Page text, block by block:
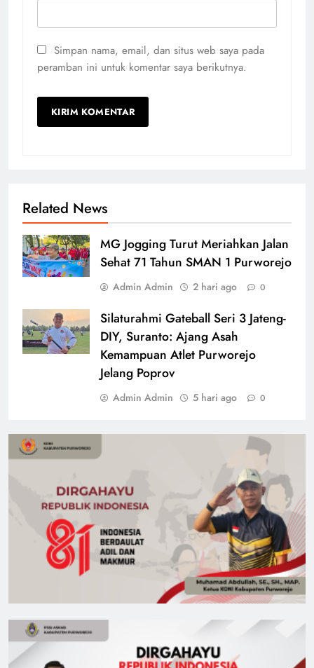
Simpan nama, email, dan situs web saya pada
peramban ini untuk komentar saya berikutnya.
Related News
MG Jogging Turut Meriahkan Jalan
Sehat 71 Tahun SMAN 1 Purworejo
Admin Admin 2 hari ago 0
Silaturahmi Gateball Seri 3 Jateng-
DIY, Suranto: Ajang Asah
Kemampuan Atlet Purworejo
Jelang Poprov
Admin Admin 5 hari ago 0